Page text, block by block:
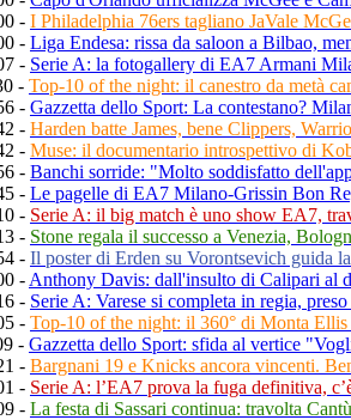
- I Philadelphia 76ers tagliano JaVale
- Liga Endesa: rissa da saloon a Bilbao,
- Serie A: la fotogallery di EA7 Armani
- Top-10 of the night: il canestro da metà
- Gazzetta dello Sport: La contestano?
- Harden batte James, bene Clippers,
- Muse: il documentario introspettivo di
- Banchi sorride: "Molto soddisfatto
- Le pagelle di EA7 Milano-Grissin Bon
- Serie A: il big match è uno show EA7,
- Stone regala il successo a Venezia,
- Il poster di Erden su Vorontsevich guida
- Anthony Davis: dall'insulto di Calipari al
- Serie A: Varese si completa in regia,
- Top-10 of the night: il 360° di Monta
- Gazzetta dello Sport: sfida al vertice
- Bargnani 19 e Knicks ancora vincenti.
- Serie A: l’EA7 prova la fuga definitiva,
- La festa di Sassari continua: travolta